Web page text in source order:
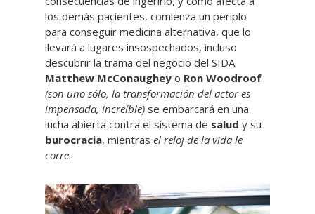
los demás pacientes, comienza un periplo
para conseguir medicina alternativa, que lo
llevará a lugares insospechados, incluso
descubrir la trama del negocio del SIDA.
Matthew McConaughey o Ron Woodroof
(son uno sólo, la transformación del actor es
impensada, increíble) se embarcará en una
lucha abierta contra el sistema de salud y su
burocracia, mientras el reloj de la vida le
corre.